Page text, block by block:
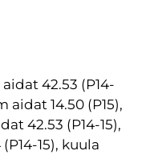
42.53 (P14-
aidat 14.50 (P15),
42.53 (P14-15),
15), kuula